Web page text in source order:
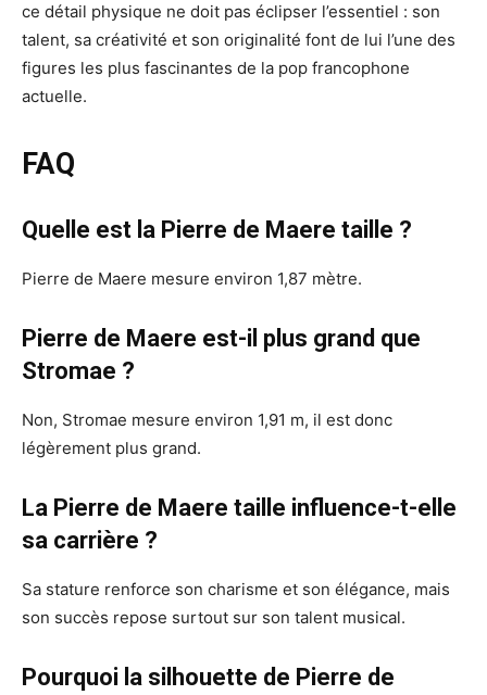
ce détail physique ne doit pas éclipser l’essentiel : son
talent, sa créativité et son originalité font de lui l’une des
figures les plus fascinantes de la pop francophone
actuelle.
FAQ
Quelle est la Pierre de Maere taille ?
Pierre de Maere mesure environ 1,87 mètre.
Pierre de Maere est-il plus grand que
Stromae ?
Non, Stromae mesure environ 1,91 m, il est donc
légèrement plus grand.
La Pierre de Maere taille influence-t-elle
sa carrière ?
Sa stature renforce son charisme et son élégance, mais
son succès repose surtout sur son talent musical.
Pourquoi la silhouette de Pierre de